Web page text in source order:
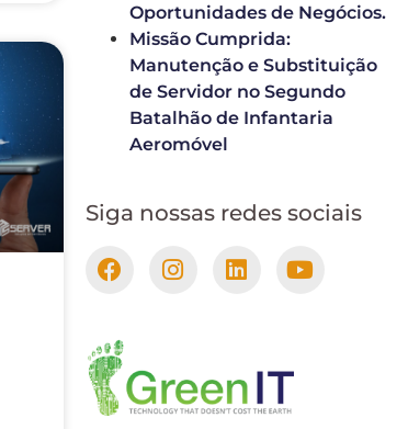
Oportunidades de Negócios.
Missão Cumprida:
Manutenção e Substituição
de Servidor no Segundo
Batalhão de Infantaria
Aeromóvel
Siga nossas redes sociais